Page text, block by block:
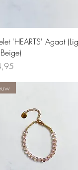
Quick View
'HEARTS' Agaat